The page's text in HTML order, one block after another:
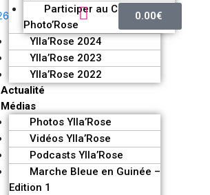
Participer au Challenge
Photo’Rose
Ylla’Rose 2024
Ylla’Rose 2023
Ylla’Rose 2022
Actualité
Médias
Photos Ylla’Rose
Vidéos Ylla’Rose
Podcasts Ylla’Rose
Marche Bleue en Guinée –
Edition 1
0.00€